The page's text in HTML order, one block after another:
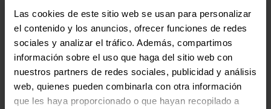
Las cookies de este sitio web se usan para personalizar
el contenido y los anuncios, ofrecer funciones de redes
sociales y analizar el tráfico. Además, compartimos
información sobre el uso que haga del sitio web con
nuestros partners de redes sociales, publicidad y análisis
web, quienes pueden combinarla con otra información
que les haya proporcionado o que hayan recopilado a